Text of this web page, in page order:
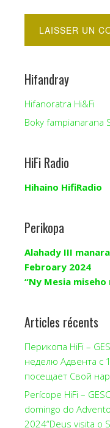
Hifandray
Hifanoratra Hi&Fi
Boky fampianarana
HiFi Radio
Hihaino HifiRadio
Perikopa
Alahady III
Febroary 2024
“Ny Mesia
Articles récents
Перикопа HiFi –
неделю Адвента с
посещает Свой
Perícope HiFi –
domingo do
2024“Deus visita o